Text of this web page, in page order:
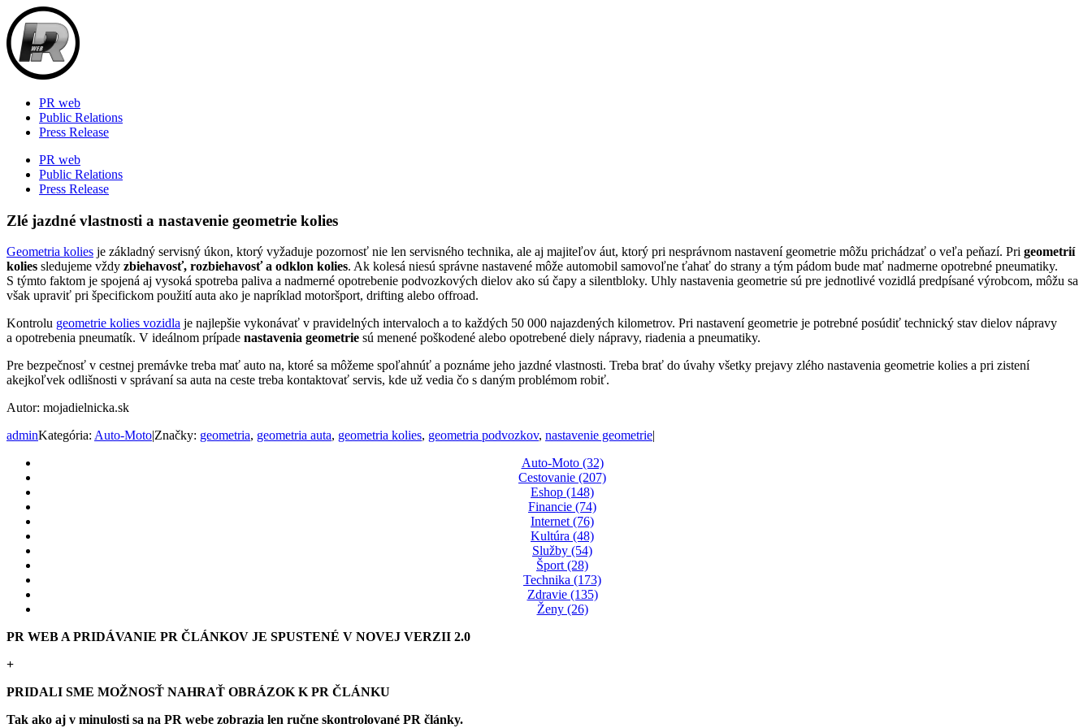
Skip
to
content
PR web
Public Relations
Press Release
PR web
Public Relations
Press Release
Zlé jazdné vlastnosti a nastavenie geometrie kolies
Geometria kolies je základný servisný úkon, ktorý vyžaduje pozornosť nie len servisného technika, ale aj majiteľov áut, ktorý pri nesprávnom nastavení geometrie môžu prichádzať o veľa peňazí. Pri geometrií
kolies sledujeme vždy zbiehavosť, rozbiehavosť a odklon kolies. Ak kolesá niesú správne nastavené môže automobil samovoľne ťahať do strany a tým pádom bude mať nadmerne opotrebné pneumatiky.
S týmto faktom je spojená aj vysoká spotreba paliva a nadmerné opotrebenie podvozkových dielov ako sú čapy a silentbloky. Uhly nastavenia geometrie sú pre jednotlivé vozidlá predpísané výrobcom, môžu sa
však upraviť pri špecifickom použití auta ako je napríklad motoršport, drifting alebo offroad.
Kontrolu geometrie kolies vozidla je najlepšie vykonávať v pravidelných intervaloch a to každých 50 000 najazdených kilometrov. Pri nastavení geometrie je potrebné posúdiť technický stav dielov nápravy
a opotrebenia pneumatík. V ideálnom prípade nastavenia geometrie sú menené poškodené alebo opotrebené diely nápravy, riadenia a pneumatiky.
Pre bezpečnosť v cestnej premávke treba mať auto na, ktoré sa môžeme spoľahnúť a poznáme jeho jazdné vlastnosti. Treba brať do úvahy všetky prejavy zlého nastavenia geometrie kolies a pri zistení
akejkoľvek odlišnosti v správaní sa auta na ceste treba kontaktovať servis, kde už vedia čo s daným problémom robiť.
Autor: mojadielnicka.sk
adminKategória: Auto-Moto|Značky: geometria, geometria auta, geometria kolies, geometria podvozkov, nastavenie geometrie|
Auto-Moto (32)
Cestovanie (207)
Eshop (148)
Financie (74)
Internet (76)
Kultúra (48)
Služby (54)
Šport (28)
Technika (173)
Zdravie (135)
Ženy (26)
PR WEB A PRIDÁVANIE PR ČLÁNKOV JE SPUSTENÉ V NOVEJ VERZII 2.0
+
PRIDALI SME MOŽNOSŤ NAHRAŤ OBRÁZOK K PR ČLÁNKU
Tak ako aj v minulosti sa na PR webe zobrazia len ručne skontrolované PR články.